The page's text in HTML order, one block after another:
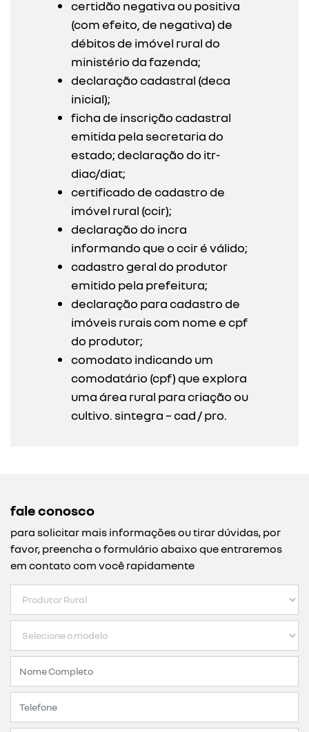
certidão negativa ou positiva
(com efeito, de negativa) de
débitos de imóvel rural do
ministério da fazenda;
declaração cadastral (deca
inicial);
ficha de inscrição cadastral
emitida pela secretaria do
estado; declaração do itr-
diac/diat;
certificado de cadastro de
imóvel rural (ccir);
declaração do incra
informando que o ccir é válido;
cadastro geral do produtor
emitido pela prefeitura;
declaração para cadastro de
imóveis rurais com nome e cpf
do produtor;
comodato indicando um
comodatário (cpf) que explora
uma área rural para criação ou
cultivo. sintegra – cad / pro.
fale conosco
para solicitar mais informações ou tirar dúvidas, por
favor, preencha o formulário abaixo que entraremos
em contato com você rapidamente